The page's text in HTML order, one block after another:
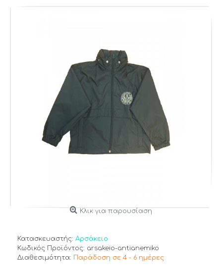
Κλικ για παρουσίαση
Κατασκευαστής: Αρσάκειο
Κωδικός Προϊόντος: arsakeio-antianemiko
Διαθεσιμότητα:
Παράδοση σε 4 - 6 ημέρες